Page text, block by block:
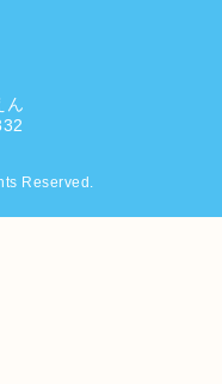
ん
Reserved.